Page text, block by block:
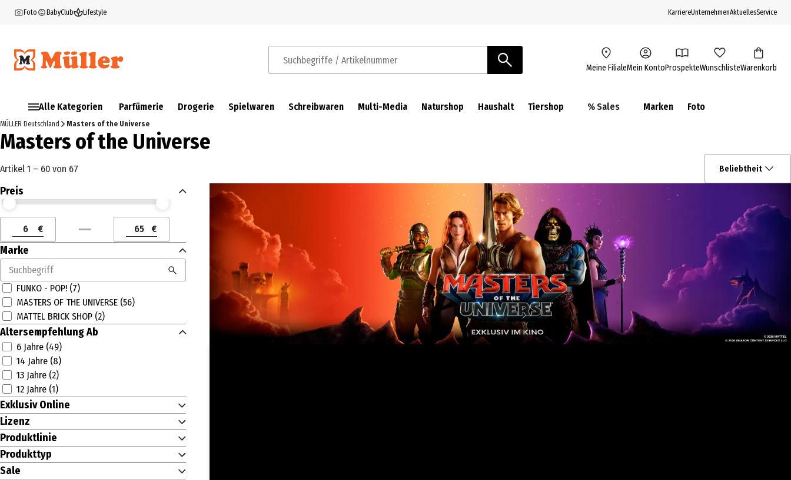
Foto BabyClub Lifestyle KarriereUnternehmenAktuellesService
Suchbegriffe / Artikelnummer Meine FilialeMein KontoProspekteWunschlisteWarenkorb
Alle Kategorien Parfümerie Drogerie Spielwaren Schreibwaren Multi-Media Naturshop Haushalt Tiershop % Sales Marken Foto
MÜLLER Deutschland Masters of the Universe
Masters of the Universe
Artikel 1 – 60 von 67 Beliebtheit
Preis
Preis (€) ab
Preis (€) bis
Preis (€) ab
€
Preis (€) bis
€
Marke
FUNKO - POP! (7)
MASTERS OF THE UNIVERSE (56)
MATTEL BRICK SHOP (2)
Altersempfehlung Ab
6 Jahre (49)
14 Jahre (8)
13 Jahre (2)
12 Jahre (1)
Exklusiv Online
Lizenz
Produktlinie
Produkttyp
Sale